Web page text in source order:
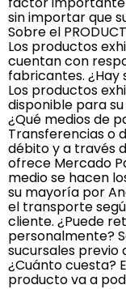
sin importar que
Sobre el
Los productos
cuentan con
fabricantes.
Los productos
disponible para
¿Qué medios de
Transferencias o
débito y a través
ofrece Mercado
medio se hacen
su mayoría por
el transporte
cliente. ¿Puede
personalmente?
sucursales previo
¿Cuánto cuesta?
producto va a